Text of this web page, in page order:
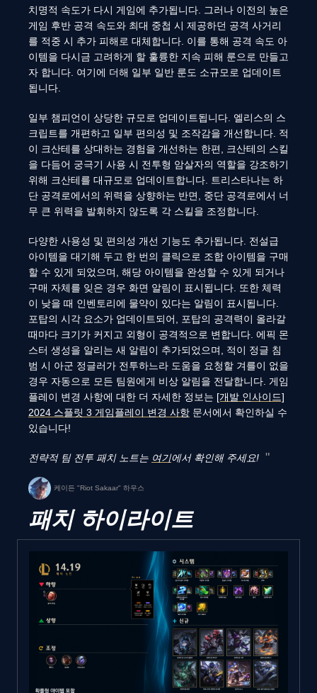
치명적 속도가 다시 게임에 추가됩니다. 그러나 이전의 높은
게임 후반 공격 속도와 최대 중첩 시 제공하던 공격 사거리
를 적중 시 추가 피해로 대체합니다. 이를 통해 공격 속도 아
이템을 다시금 고려하게 할 훌륭한 지속 피해 룬으로 만들고
자 합니다. 여기에 더해 일부 일반 룬도 소규모로 업데이트
됩니다.
일부 챔피언이 상당한 규모로 업데이트됩니다. 엘리스의 스
크립트를 개편하고 일부 편의성 및 조작감을 개선합니다. 적
이 크산테를 상대하는 경험을 개선하는 한편, 크산테의 스킬
을 다듬어 궁극기 사용 시 전투형 암살자의 역할을 강조하기
위해 크산테를 대규모로 업데이트합니다. 트리스타나는 하
단 공격로에서의 위력을 상향하는 반면, 중단 공격로에서 너
무 큰 위력을 발휘하지 않도록 각 스킬을 조정합니다.
다양한 사용성 및 편의성 개선 기능도 추가됩니다. 전설급
아이템을 대기해 두고 한 번의 클릭으로 조합 아이템을 구매
할 수 있게 되었으며, 해당 아이템을 완성할 수 있게 되거나
구매 자체를 잊은 경우 화면 알림이 표시됩니다. 또한 체력
이 낮을 때 인벤토리에 물약이 있다는 알림이 표시됩니다.
포탑의 시각 요소가 업데이트되어, 포탑의 공격력이 올라갈
때마다 크기가 커지고 외형이 공격적으로 변합니다. 에픽 몬
스터 생성을 알리는 새 알림이 추가되었으며, 적이 정글 침
범 시 아군 정글러가 전투하느라 도움을 요청할 겨를이 없을
경우 자동으로 모든 팀원에게 비상 알림을 전달합니다. 게임
플레이 변경 사항에 대한 더 자세한 정보는 [개발 인사이드]
2024 스플릿 3 게임플레이 변경 사항 문서에서 확인하실 수
있습니다!
전략적 팀 전투 패치 노트는 여기에서 확인해 주세요!
케이든 "Riot Sakaar" 하우스
패치 하이라이트